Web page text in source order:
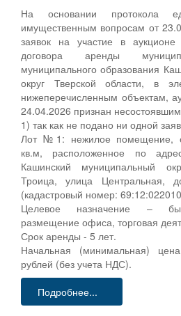
На основании протокола
имущественным вопросам от
заявок на участие в
договора аренды
муниципального образования
округ Тверской области, в
нижеперечисленным объектам,
24.04.2026 признан
1) так как не подано ни одной
Лот №1: нежилое помещение,
кв.м, расположенное по
Кашинский муниципальный
Троица, улица
(кадастровый номер:
Целевое назначение –
размещение офиса, торговая
Срок аренды - 5 лет.
Начальная (минимальная)
рублей (без учета НДС).
Подробнее...